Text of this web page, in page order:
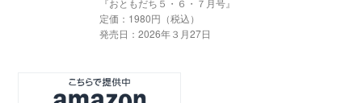
定価：1980円（税込）
発売日：2026年３月27日